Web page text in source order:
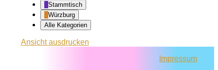
Stammtisch
Würzburg
Alle Kategorien
Ansichtausdrucken
Impressum